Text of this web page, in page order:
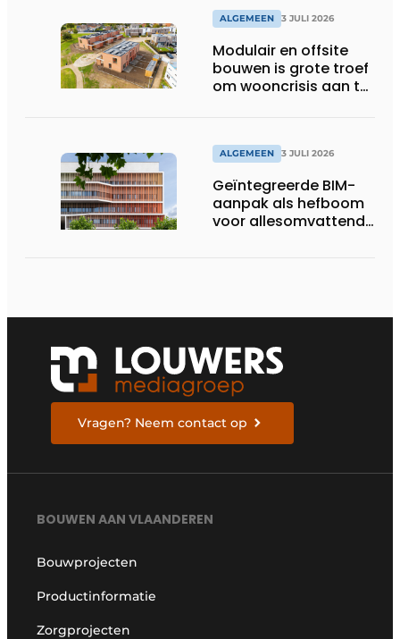
ALGEMEEN 3 JULI 2026
Modulair en offsite
bouwen is grote troef
om wooncrisis aan te
ALGEMEEN 3 JULI 2026
Geïntegreerde BIM-
aanpak als hefboom
voor allesomvattende
Vragen? Neem contact op
BOUWEN AAN VLAANDEREN
Bouwprojecten
Productinformatie
Zorgprojecten